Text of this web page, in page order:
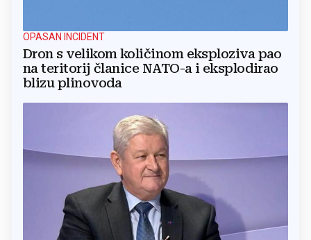
OPASAN INCIDENT
Dron s velikom količinom eksploziva pao
na teritorij članice NATO-a i eksplodirao
blizu plinovoda